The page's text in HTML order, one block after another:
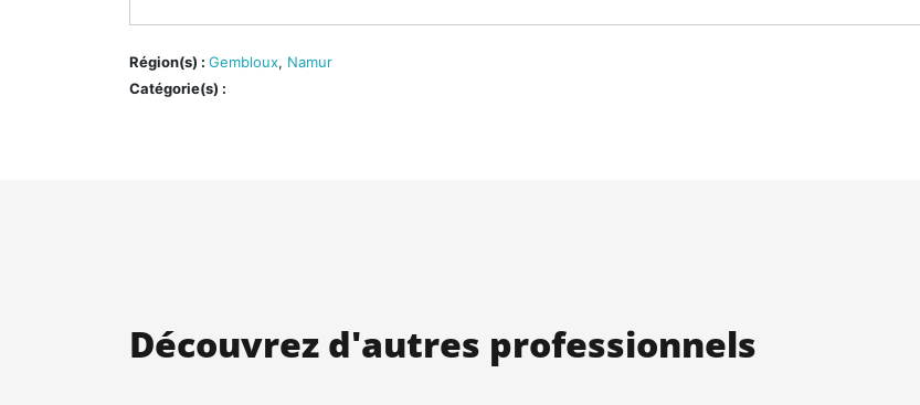
Région(s) : Gembloux, Namur
Catégorie(s) :
Découvrez d'autres professionnels